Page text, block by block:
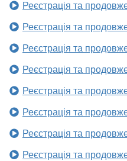
Реєстрація та
Реєстрація та
Реєстрація та
Реєстрація та
Реєстрація та
Реєстрація та
Реєстрація та
Реєстрація та